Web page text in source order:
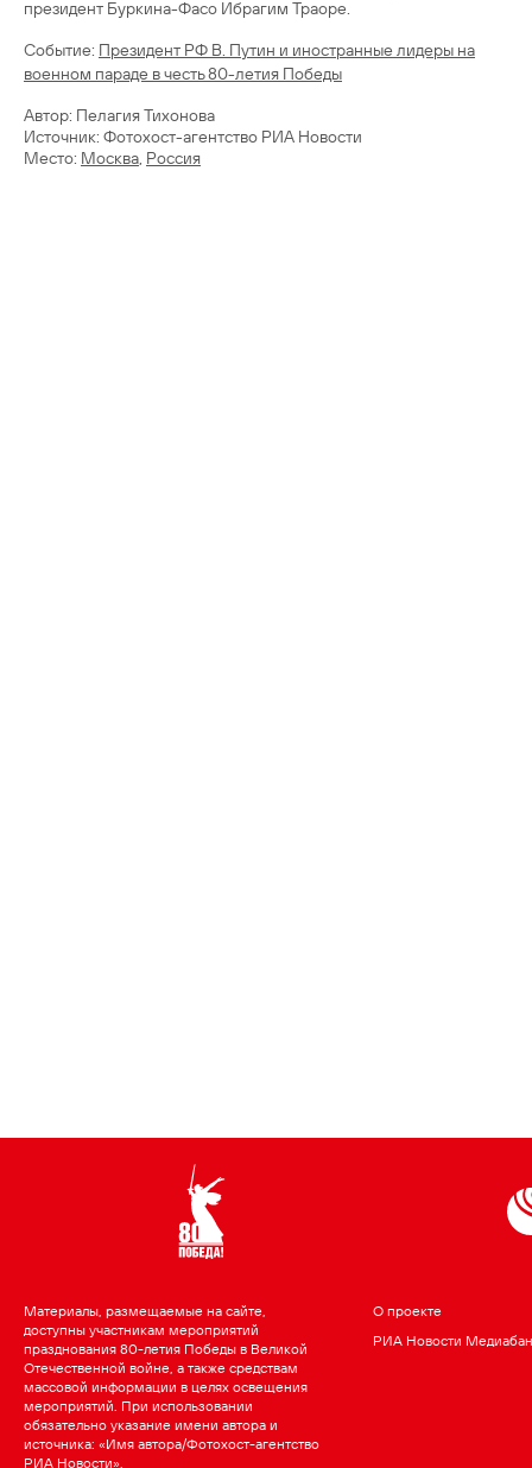
Cобытие: Президент РФ В. Путин и иностранные лидеры на
военном параде в честь 80-летия Победы
Автор: Пелагия Тихонова
Источник: Фотохост-агентство РИА Новости
Место: Москва, Россия
Материалы, размещаемые на сайте,
доступны участникам мероприятий
празднования 80-летия Победы в Великой
Отечественной войне, а также средствам
массовой информации в целях освещения
мероприятий. При использовании
обязательно указание имени автора и
источника: «Имя автора/Фотохост-агентство
РИА Новости».
О проекте
РИА Новости